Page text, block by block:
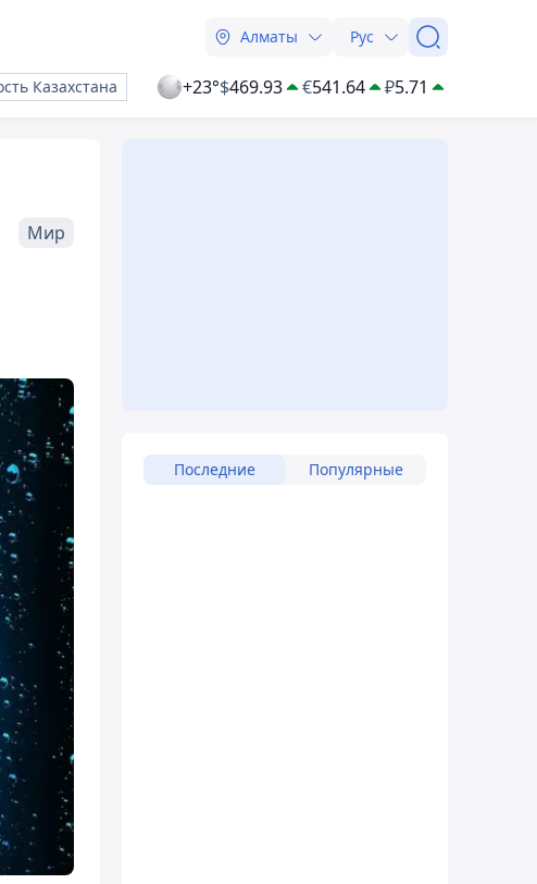
Алматы Рус
Казахстана +23°$469.93 €541.64 ₽5.71
Мир
Последние Популярные